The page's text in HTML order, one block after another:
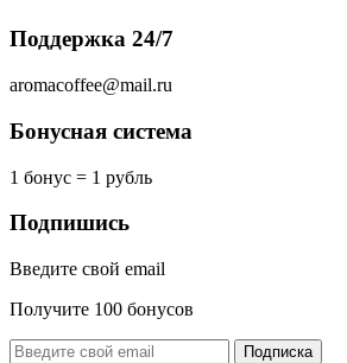
Поддержка 24/7
aromacoffee@mail.ru
Бонусная система
1 бонус = 1 рубль
Подпишись
Введите свой email
Получите 100 бонусов
Подписка